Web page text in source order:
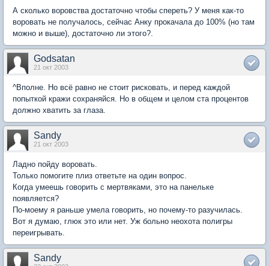
А сколько воровства достаточно чтобы спереть? У меня как-то
воровать не получалось, сейчас Анку прокачала до 100% (но там
можно и выше), достаточно ли этого?.
Godsatan
21 окт 2003
^Вполне. Но всё равно не стоит рисковать, и перед каждой
попыткой кражи сохраняйся. Но в общем и целом ста процентов
должно хватить за глаза.
Sandy
21 окт 2003
Ладно пойду воровать.
Только помогите плиз ответьте на один вопрос.
Когда умеешь говорить с мертвяками, это на панельке
появляется?
По-моему я раньше умела говорить, но почему-то разучилась.
Вот я думаю, глюк это или нет. Уж больно неохота полигры
переигрывать.
Sandy